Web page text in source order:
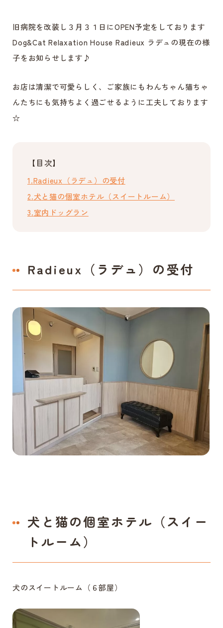
旧病院を改装し３月３１日にOPEN予定をしております
Dog&Cat Relaxation House Radieux ラデュの現在の様
子をお知らせします♪
お店は清潔で可愛らしく、ご家族にもわんちゃん猫ちゃ
んたちにも気持ちよく過ごせるように工夫しております
☆
【目次】
Radieux（ラデュ）の受付
犬と猫の個室ホテル（スイートルーム）
室内ドッグラン
Radieux（ラデュ）の受付
犬と猫の個室ホテル（スイー
トルーム）
犬のスイートルーム（６部屋）